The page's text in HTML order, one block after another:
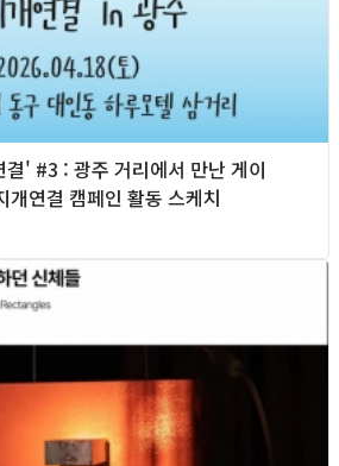
' #3 : 광주 거리에서 만난 게이
개연결 캠페인 활동 스케치